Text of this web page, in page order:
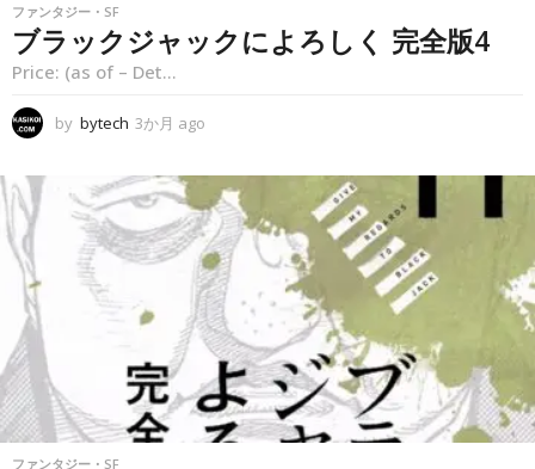
ファンタジー・SF
ブラックジャックによろしく 完全版4
Price: (as of – Det...
by bytech 3か月 ago
g
o
ファンタジー・SF